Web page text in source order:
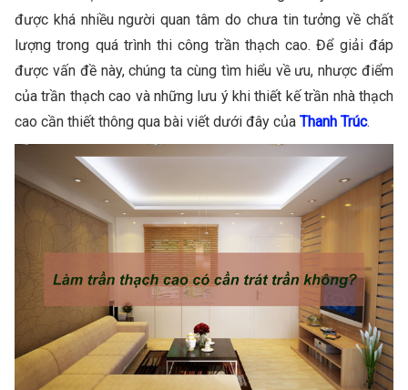
được khá nhiều người quan tâm do chưa tin tưởng về chất
lượng trong quá trình thi công trần thạch cao. Để giải đáp
được vấn đề này, chúng ta cùng tìm hiểu về ưu, nhược điểm
của trần thạch cao và những lưu ý khi thiết kế trần nhà thạch
cao cần thiết thông qua bài viết dưới đây của Thanh Trúc.